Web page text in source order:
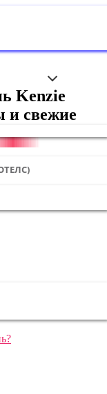
Kenzie
и свежие